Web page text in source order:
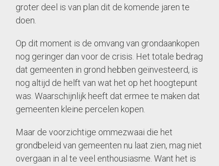
groter deel is van plan dit de komende jaren te
doen.
Op dit moment is de omvang van grondaankopen
nog geringer dan voor de crisis. Het totale bedrag
dat gemeenten in grond hebben geïnvesteerd, is
nog altijd de helft van wat het op het hoogtepunt
was. Waarschijnlijk heeft dat ermee te maken dat
gemeenten kleine percelen kopen.
Maar de voorzichtige ommezwaai die het
grondbeleid van gemeenten nu laat zien, mag niet
overgaan in al te veel enthousiasme. Want het is